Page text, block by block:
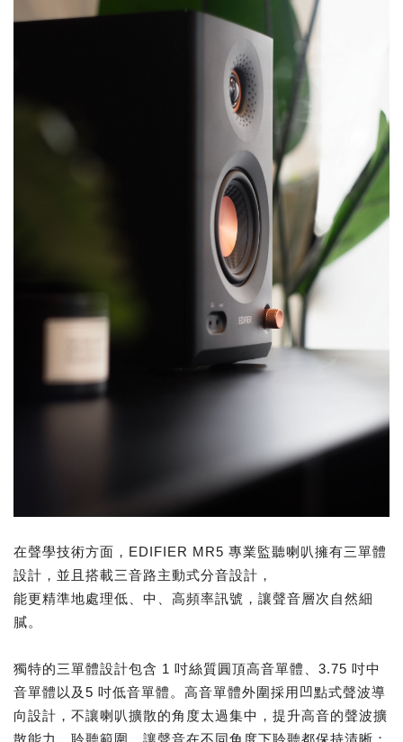
在聲學技術方面，EDIFIER MR5 專業監聽喇叭擁有三單體
設計，並且搭載三音路主動式分音設計，
能更精準地處理低、中、高頻率訊號，讓聲音層次自然細
膩。
獨特的三單體設計包含 1 吋絲質圓頂高音單體、3.75 吋中
音單體以及5 吋低音單體。高音單體外圍採用凹點式聲波導
向設計，不讓喇叭擴散的角度太過集中，提升高音的聲波擴
散能力、聆聽範圍，讓聲音在不同角度下聆聽都保持清晰；